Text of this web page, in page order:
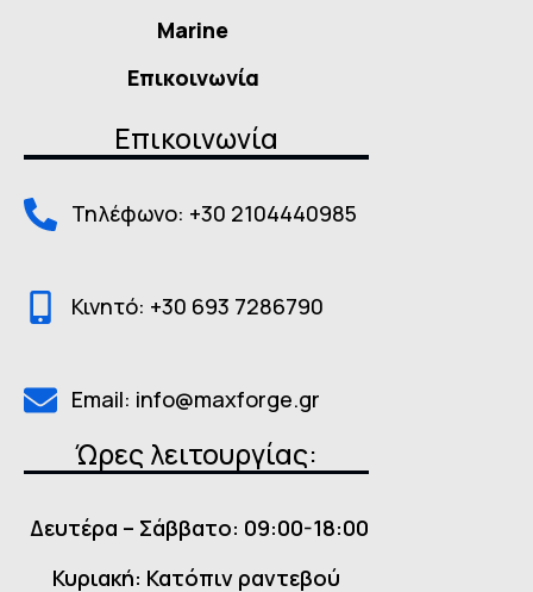
Marine
Επικοινωνία
Επικοινωνία
Τηλέφωνο: +30 2104440985
Κινητό: +30 693 7286790
Email: info@maxforge.gr
Ώρες λειτουργίας:
Δευτέρα – Σάββατο: 09:00-18:00
Κυριακή: Κατόπιν ραντεβού